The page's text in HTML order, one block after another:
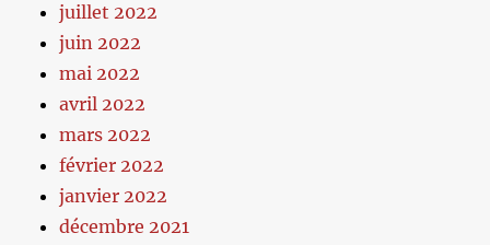
juillet 2022
juin 2022
mai 2022
avril 2022
mars 2022
février 2022
janvier 2022
décembre 2021